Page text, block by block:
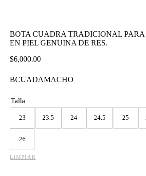
BOTA CUADRA TRADICIONAL
EN PIEL GENUINA DE RES.
$6,000.00
BCUADAMACHO
Talla
23 23.5 24 24.5 25
26
LIMPIAR